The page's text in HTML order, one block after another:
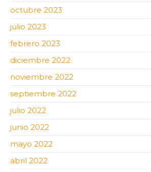
octubre 2023
julio 2023
febrero 2023
diciembre 2022
noviembre 2022
septiembre 2022
julio 2022
junio 2022
mayo 2022
abril 2022